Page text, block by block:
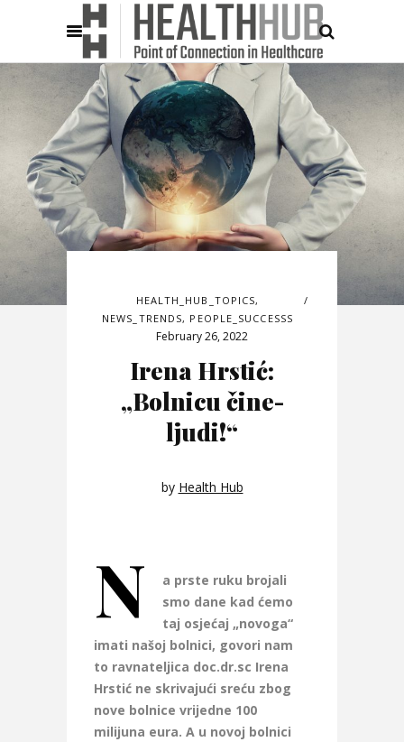
HEALTH_HUB_TOPICS,
NEWS_TRENDS, PEOPLE_SUCCESSS
February 26, 2022
Irena Hrstić:
„Bolnicu čine-
ljudi!“
by Health Hub
N
a prste ruku brojali
smo dane kad ćemo
taj osjećaj „novoga“
imati našoj bolnici, govori nam
to ravnateljica doc.dr.sc Irena
Hrstić ne skrivajući sreću zbog
nove bolnice vrijedne 100
milijuna eura. A u novoj bolnici